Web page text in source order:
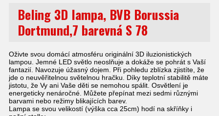
Beling 3D lampa, BVB Borussia
Dortmund,7 barevná S 78
Oživte svou domácí atmosféru originální 3D iluzionistických
lampou. Jemné LED světlo neoslňuje a dokáže se pohrát s Vaší
fantazií. Navozuje úžasný dojem. Při pohledu zblízka zjistíte, že
jde o neuvěřitelnou světelnou hračku. Díky teplotní stabilitě máte
jistotu, že Vy ani Vaše děti se nemohou spálit. Osvětlení je
energeticky nenáročné. Můžete přepínat mezi sedmi různými
barvami nebo režimy blikajících barev.
Lampa se svou velikostí (výška cca 25cm) hodí na skříňky i